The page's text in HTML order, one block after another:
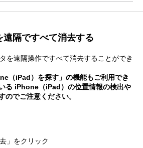
遠隔ですべて消去する
を遠隔操作ですべて消去することができ
（iPad）を探す」の機能もご利用でき
る iPhone（iPad）の位置情報の検出や
のでご注意ください。
」をクリック